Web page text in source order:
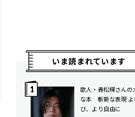
いま読まれています
歌人・青松輝さんの
な本 斬新な表現 よ
び、より自由に